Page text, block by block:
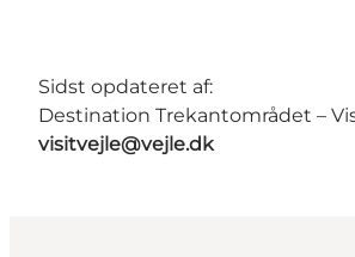
Sidst opdateret af:
Destination Trekantområdet –
visitvejle@vejle.dk